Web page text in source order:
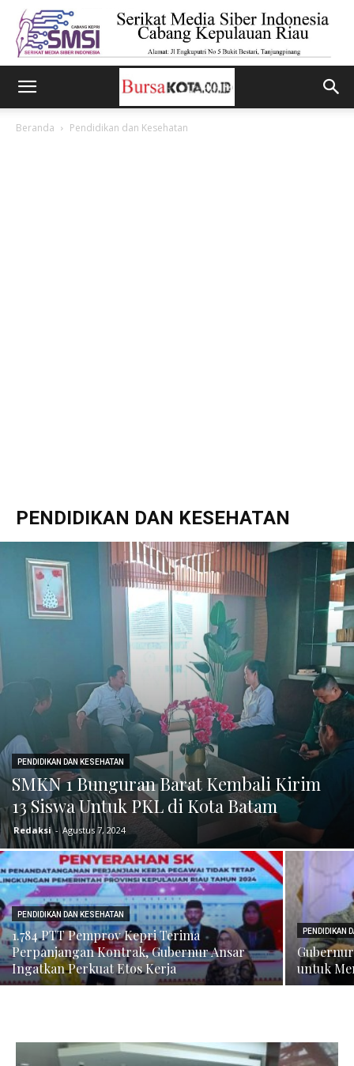
Beranda Pendidikan dan Kesehatan
PENDIDIKAN DAN KESEHATAN
PENDIDIKAN DAN KESEHATAN
SMKN 1 Bunguran Barat Kembali Kirim
13 Siswa Untuk PKL di Kota Batam
Redaksi - Agustus 7, 2024
PENDIDIKAN DAN KESEHATAN
1.784 PTT Pemprov Kepri Terima
Perpanjangan Kontrak, Gubernur Ansar
Ingatkan Perkuat Etos Kerja
PENDIDIKAN
untuk